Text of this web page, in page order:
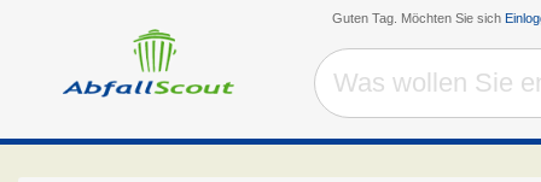
Guten Tag. Möchten Sie sich